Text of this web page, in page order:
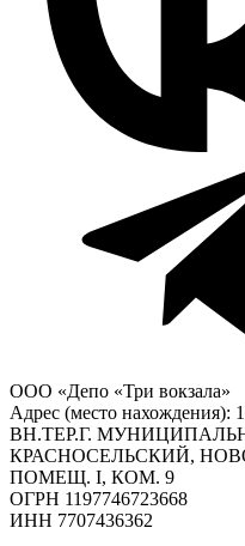
ООО «Депо «Три вокзала»
Адрес (место
ВН.ТЕР.Г.
КРАСНОСЕЛЬСКИЙ,
ПОМЕЩ. I, КОМ. 9
ОГРН 1197746723668
ИНН 7707436362